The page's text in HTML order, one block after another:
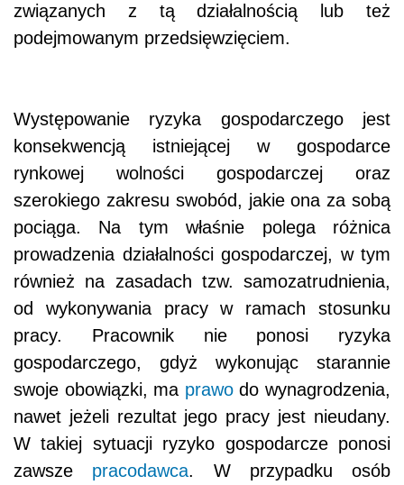
związanych z tą działalnością lub też
podejmowanym przedsięwzięciem.
Występowanie ryzyka gospodarczego jest
konsekwencją istniejącej w gospodarce
rynkowej wolności gospodarczej oraz
szerokiego zakresu swobód, jakie ona za sobą
pociąga. Na tym właśnie polega różnica
prowadzenia działalności gospodarczej, w tym
również na zasadach tzw. samozatrudnienia,
od wykonywania pracy w ramach stosunku
pracy. Pracownik nie ponosi ryzyka
gospodarczego, gdyż wykonując starannie
swoje obowiązki, ma prawodo wynagrodzenia,
nawet jeżeli rezultat jego pracy jest nieudany.
W takiej sytuacji ryzyko gospodarcze ponosi
zawsze pracodawca. W przypadku osób